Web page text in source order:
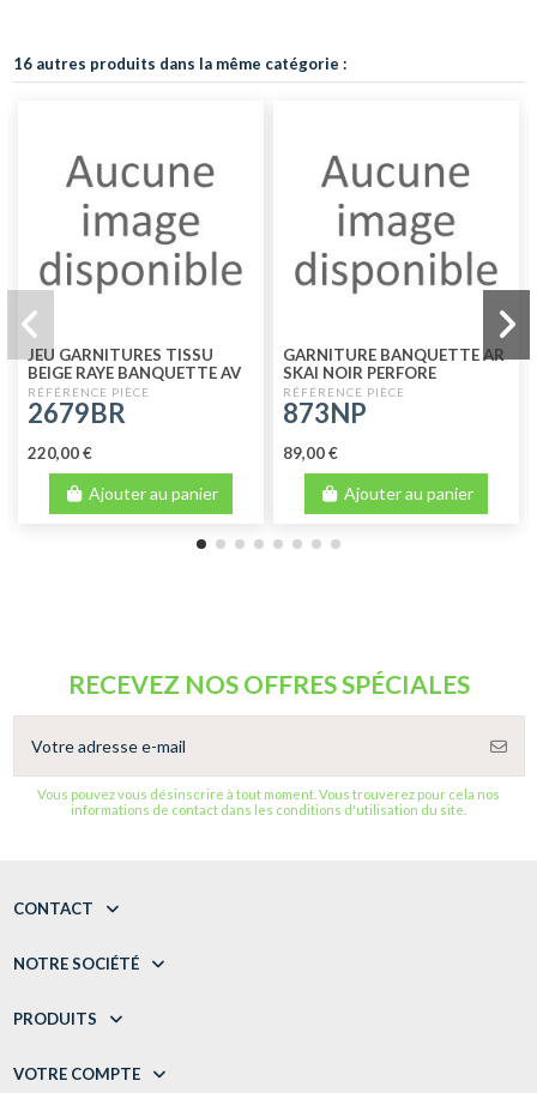
16 autres produits dans la même catégorie :
JEU GARNITURES TISSU
BEIGE RAYE BANQUETTE AV
+ BANQUETTE AR
RABATTABLE DYANE
2679BR
220,00 €
Ajouter au panier
GARNITURE BANQUETTE AR
SKAI NOIR PERFORE
873NP
89,00 €
Ajouter au panier
RECEVEZ NOS OFFRES SPÉCIALES
Vous pouvez vous désinscrire à tout moment. Vous trouverez pour cela nos
informations de contact dans les conditions d'utilisation du site.
CONTACT
NOTRE SOCIÉTÉ
PRODUITS
VOTRE COMPTE